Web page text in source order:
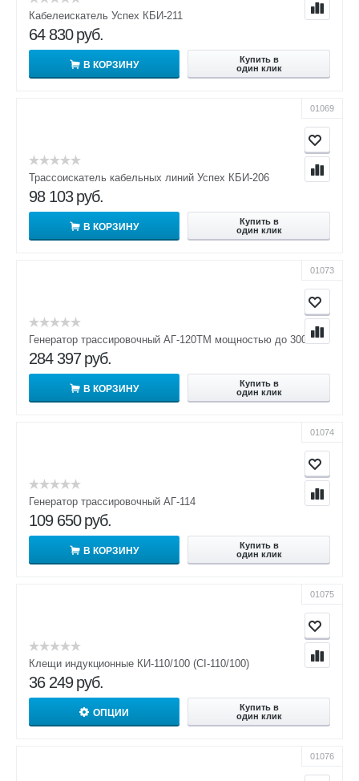
Кабелеискатель Успех КБИ-211
64 830 руб.
В КОРЗИНУ
Купить в
один клик
01069
Трассоискатель кабельных линий Успех КБИ-206
98 103 руб.
В КОРЗИНУ
Купить в
один клик
01073
Генератор трассировочный АГ-120ТМ мощностью до 300 Вт
284 397 руб.
В КОРЗИНУ
Купить в
один клик
01074
Генератор трассировочный АГ-114
109 650 руб.
В КОРЗИНУ
Купить в
один клик
01075
Клещи индукционные КИ-110/100 (CI-110/100)
36 249 руб.
ОПЦИИ
Купить в
один клик
01076